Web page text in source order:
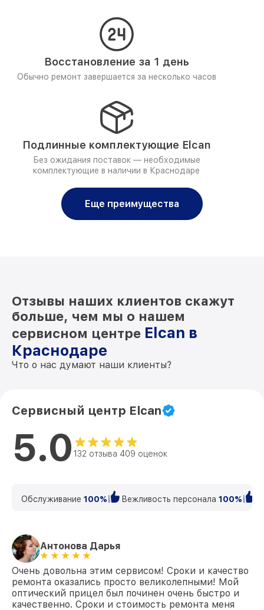
Восстановление за 1 день
Обычно ремонт завершается за несколько часов
Подлинные комплектующие Elcan
Без ожидания поставок — необходимые
комплектующие в наличии в Краснодаре
Еще преимущества
Отзывы наших клиентов скажут
больше, чем мы о нашем
сервисном центре Elcan в
Краснодаре
Что о нас думают наши клиенты?
Сервисный центр Elcan
5.0 132 отзыва 409 оценок
Обслуживание 100% Вежливость персонала 100%
Антонова Дарья
Очень довольна этим сервисом! Сроки и качество
ремонта оказались просто великолепными! Мой
оптический прицел был починен очень быстро и
качественно. Сроки и стоимость ремонта меня